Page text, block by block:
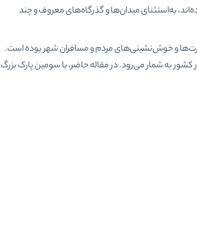
به‌استثنای میدان‌ها و گذرگاه‌های معروف و چند
از 77 سال پیش تا امروز، میزبان معاشرت‌ها و خوش‌نشینی‌های مردم و مسافران شهر بوده‌ است.
به‌ شمار می‌رود. در مقاله حاضر، با سومین پارک بزرگ